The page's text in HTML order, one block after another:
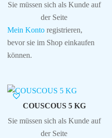
Sie müssen sich als Kunde auf
der Seite
Mein Konto registrieren,
bevor sie im Shop einkaufen
können.
COUSCOUS 5 KG
Sie müssen sich als Kunde auf
der Seite